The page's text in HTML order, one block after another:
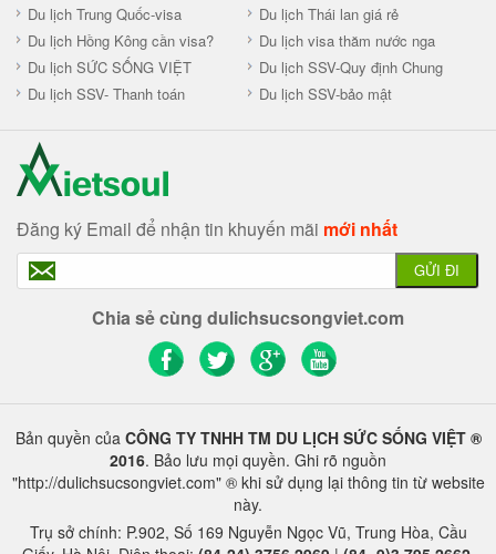
Du lịch Trung Quốc-visa
Du lịch Thái lan giá rẻ
Du lịch Hồng Kông cần visa?
Du lịch visa thăm nước nga
Du lịch SỨC SỐNG VIỆT
Du lịch SSV-Quy định Chung
Du lịch SSV- Thanh toán
Du lịch SSV-bảo mật
Đăng ký Email để nhận tin khuyến mãi mới nhất
GỬI ĐI
Chia sẻ cùng dulichsucsongviet.com
Bản quyền của CÔNG TY TNHH TM DU LỊCH SỨC SỐNG VIỆT ®
2016. Bảo lưu mọi quyền. Ghi rõ nguồn
"http://dulichsucsongviet.com" ® khi sử dụng lại thông tin từ website
này.
Trụ sở chính: P.902, Số 169 Nguyễn Ngọc Vũ, Trung Hòa, Cầu